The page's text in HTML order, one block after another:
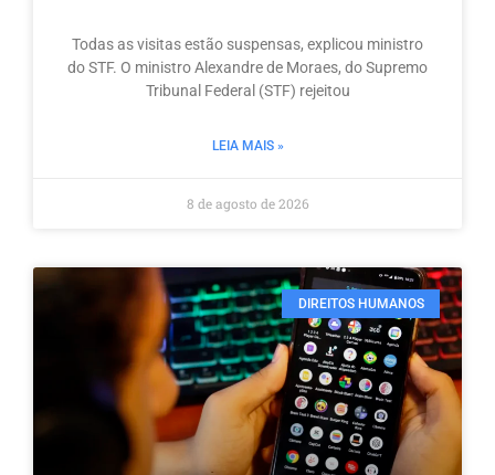
Todas as visitas estão suspensas, explicou ministro
do STF. O ministro Alexandre de Moraes, do Supremo
Tribunal Federal (STF) rejeitou
LEIA MAIS »
8 de agosto de 2026
DIREITOS HUMANOS